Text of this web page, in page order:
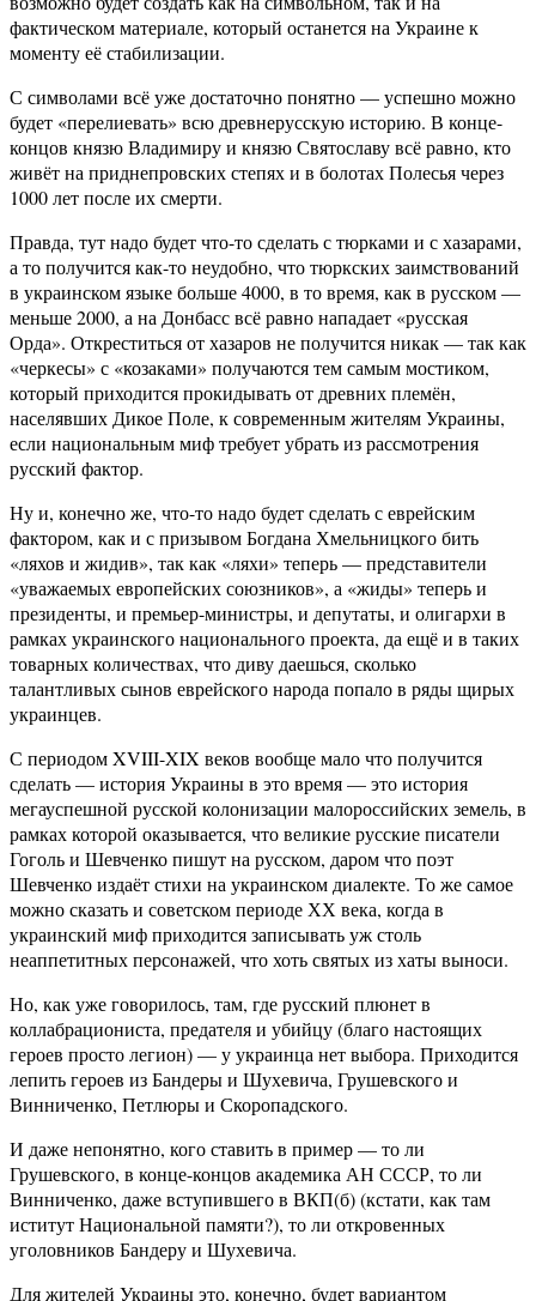
фактическом материале, который останется на Украине к
моменту её стабилизации.
С символами всё уже достаточно понятно — успешно можно
будет «перелиевать» всю древнерусскую историю. В конце-
концов князю Владимиру и князю Святославу всё равно, кто
живёт на приднепровских степях и в болотах Полесья через
1000 лет после их смерти.
Правда, тут надо будет что-то сделать с тюрками и с хазарами,
а то получится как-то неудобно, что тюркских заимствований
в украинском языке больше 4000, в то время, как в русском —
меньше 2000, а на Донбасс всё равно нападает «русская
Орда». Откреститься от хазаров не получится никак — так как
«черкесы» с «козаками» получаются тем самым мостиком,
который приходится прокидывать от древних племён,
населявших Дикое Поле, к современным жителям Украины,
если национальным миф требует убрать из рассмотрения
русский фактор.
Ну и, конечно же, что-то надо будет сделать с еврейским
фактором, как и с призывом Богдана Хмельницкого бить
«ляхов и жидив», так как «ляхи» теперь — представители
«уважаемых европейских союзников», а «жиды» теперь и
президенты, и премьер-министры, и депутаты, и олигархи в
рамках украинского национального проекта, да ещё и в таких
товарных количествах, что диву даешься, сколько
талантливых сынов еврейского народа попало в ряды щирых
украинцев.
С периодом XVIII-XIX веков вообще мало что получится
сделать — история Украины в это время — это история
мегауспешной русской колонизации малороссийских земель, в
рамках которой оказывается, что великие русские писатели
Гоголь и Шевченко пишут на русском, даром что поэт
Шевченко издаёт стихи на украинском диалекте. То же самое
можно сказать и советском периоде ХХ века, когда в
украинский миф приходится записывать уж столь
неаппетитных персонажей, что хоть святых из хаты выноси.
Но, как уже говорилось, там, где русский плюнет в
коллабрациониста, предателя и убийцу (благо настоящих
героев просто легион) — у украинца нет выбора. Приходится
лепить героев из Бандеры и Шухевича, Грушевского и
Винниченко, Петлюры и Скоропадского.
И даже непонятно, кого ставить в пример — то ли
Грушевского, в конце-концов академика АН СССР, то ли
Винниченко, даже вступившего в ВКП(б) (кстати, как там
иститут Национальной памяти?), то ли откровенных
уголовников Бандеру и Шухевича.
Для жителей Украины это, конечно, будет вариантом